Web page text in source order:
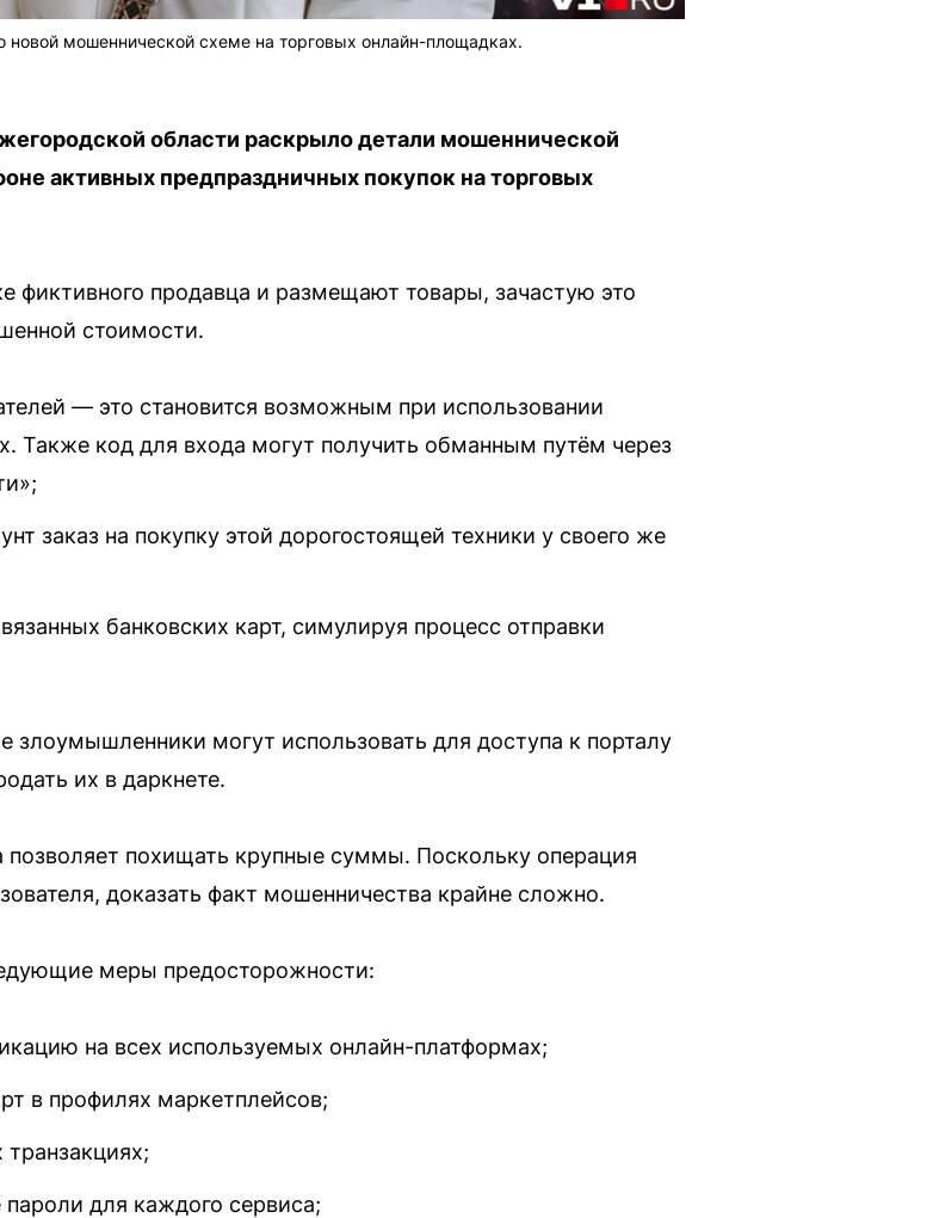
новой мошеннической схеме на торговых онлайн-площадках.
области раскрыло детали мошеннической
активных предпраздничных покупок на торговых
фиктивного продавца и размещают товары, зачастую это
стоимости.
— это становится возможным при использовании
Также код для входа могут получить обманным путём через
заказ на покупку этой дорогостоящей техники у своего же
банковских карт, симулируя процесс отправки
злоумышленники могут использовать для доступа к порталу
их в даркнете.
похищать крупные суммы. Поскольку операция
доказать факт мошенничества крайне сложно.
меры предосторожности:
на всех используемых онлайн-платформах;
в профилях маркетплейсов;
для каждого сервиса;